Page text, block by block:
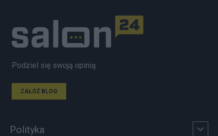
Podziel się swoją opinią
ZAŁÓŻ BLOG
Polityka